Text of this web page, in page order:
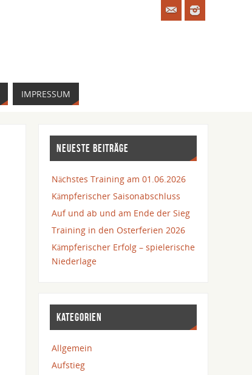
IMPRESSUM
NEUESTE BEITRÄGE
Nächstes Training am 01.06.2026
Kämpferischer Saisonabschluss
Auf und ab und am Ende der Sieg
Training in den Osterferien 2026
Kämpferischer Erfolg – spielerische
Niederlage
KATEGORIEN
Allgemein
Aufstieg